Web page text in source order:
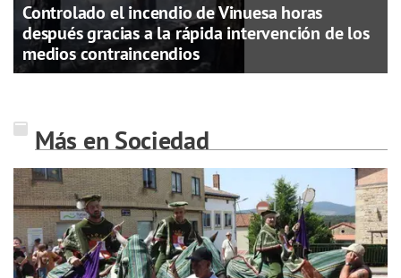
Controlado el incendio de Vinuesa horas
después gracias a la rápida intervención de los
medios contraincendios
Más en Sociedad